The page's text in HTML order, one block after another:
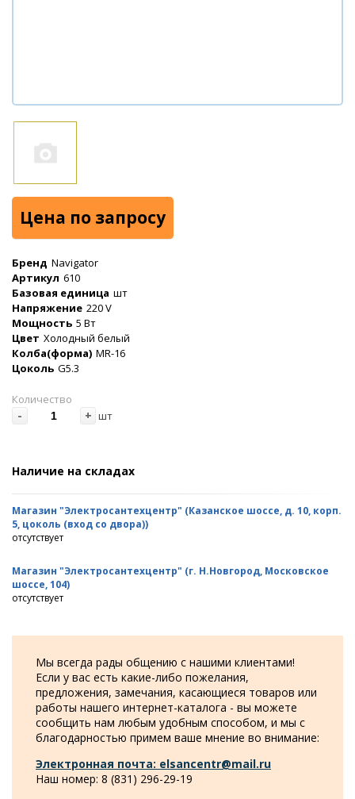
Цена по запросу
Бренд Navigator
Артикул 610
Базовая единица шт
Напряжение 220 V
Мощность 5 Вт
Цвет Холодный белый
Колба(форма) MR-16
Цоколь G5.3
Количество
- + шт
Наличие на складах
Магазин "Электросантехцентр" (Казанское шоссе, д. 10, корп.
5, цоколь (вход со двора))
отсутствует
Магазин "Электросантехцентр" (г. Н.Новгород, Московское
шоссе, 104)
отсутствует
Мы всегда рады общению с нашими клиентами!
Если у вас есть какие-либо пожелания,
предложения, замечания, касающиеся товаров или
работы нашего интернет-каталога - вы можете
сообщить нам любым удобным способом, и мы с
благодарностью примем ваше мнение во внимание:
Электронная почта: elsancentr@mail.ru
Наш номер: 8 (831) 296-29-19